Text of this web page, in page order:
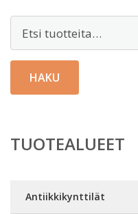
HAKU
TUOTEALUEET
Antiikkikynttilät